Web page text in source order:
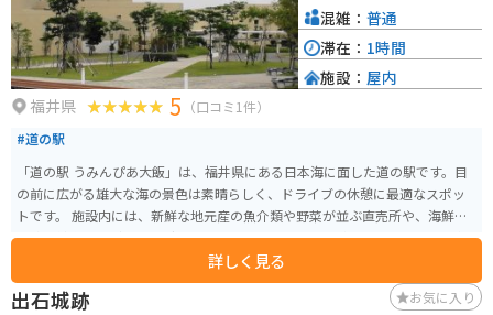
福井県 5 （口コミ1件）
#道の駅
「道の駅 うみんぴあ大飯」は、福井県にある日本海に面した道の駅です。目
の前に広がる雄大な海の景色は素晴らしく、ドライブの休憩に最適なスポッ
トです。 施設内には、新鮮な地元産の魚介類や野菜が並ぶ直売所や、海鮮丼
や焼き鯖寿司などの地元グルメを味わえるレストランがあります。 特に、冬
の味覚である「越前がに」は有名で、レストランでは新鮮な越前がにを堪能
できます。また、隣接する魚市場では、活気のあるセリの様子を見学するこ
ともできます。 バイクで訪れる場合は、日本海沿いの景色を楽しみながらの
詳しく見る
混雑： 普通
滞在： 1時間
施設： 屋内
出石城跡 お気に入り